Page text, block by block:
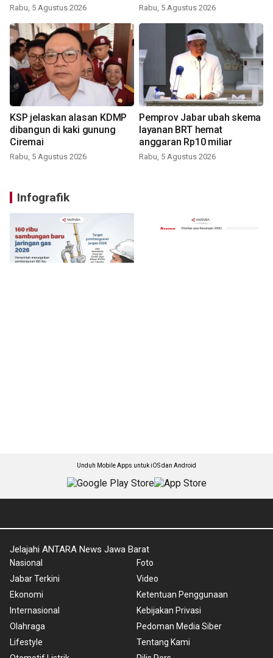
Rabu, 5 Agustus 2026 Rabu, 5 Agustus 2026
KSP jelaskan alasan KDMP
dibangun di kaki gunung
Ciremai
Rabu, 5 Agustus 2026
Pemprov Jabar ubah skema
layanan BRT hemat
anggaran Rp10 miliar
Rabu, 5 Agustus 2026
Infografik
Unduh Mobile Apps untuk iOS dan Android
Jelajahi ANTARA News Jawa Barat
Nasional
Jabar Terkini
Ekonomi
Internasional
Olahraga
Lifestyle
Foto
Video
Ketentuan Penggunaan
Kebijakan Privasi
Pedoman Media Siber
Tentang Kami